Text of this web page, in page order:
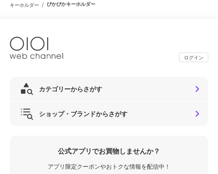
キーホルダー / ぴかぴかキーホルダー
ログイン
カテゴリーからさがす
ショップ・ブランドからさがす
公式アプリでお買物しませんか？
アプリ限定クーポンやおトクな情報を配信中！